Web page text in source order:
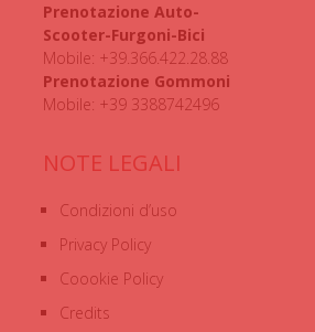
Prenotazione Auto-
Scooter-Furgoni-Bici
Mobile: +39.366.422.28.88
Prenotazione Gommoni
Mobile: +39 3388742496
NOTE LEGALI
Condizioni d’uso
Privacy Policy
Coookie Policy
Credits